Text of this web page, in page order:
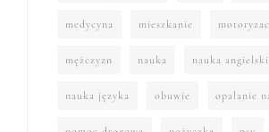
medycyna mieszkanie
mężczyzn nauka nauka
nauka języka obuwie opalanie